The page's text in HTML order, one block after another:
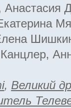
, Великий